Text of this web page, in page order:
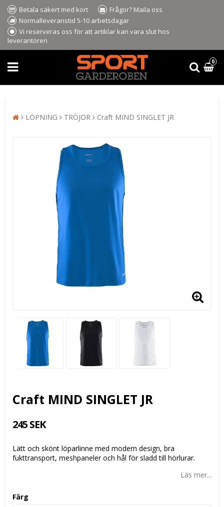
Betala säkert med kort
Frågor? Maila oss
Normalleveranstid 5-10 arbetsdagar
Vi reserveras oss för att artiklar kan vara slut hos
leverantören
0
LÖPNING TRÖJOR Craft MIND SINGLET JR
Craft MIND SINGLET JR
245 SEK
Lätt och skönt löparlinne med modern design, bra
fukttransport, meshpaneler och hål för sladd till hörlurar.
Läs mer...
Färg